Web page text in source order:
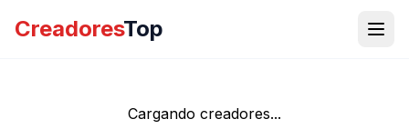
CreadoresTop
Cargando creadores...